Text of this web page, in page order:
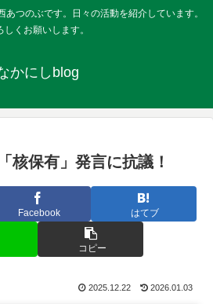
あつのぶです。日々の活動を紹介しています。
しくお願いします。
かにしblog
核保有」発言に抗議！
Facebook はてブ
コピー
2025.12.22 2026.01.03